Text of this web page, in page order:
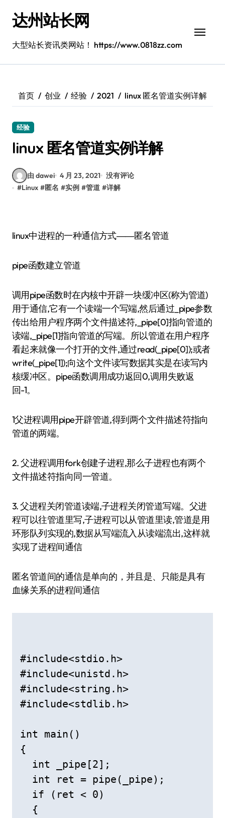
达州站长网
大型站长资讯类网站！ https://www.0818zz.com
首页 创业 经验 2021 linux 匿名管道实例详解
经验
linux 匿名管道实例详解
由 dawei 4 月 23, 2021 没有评论
#Linux #匿名 #实例 #管道 #详解
linux中进程的一种通信方式――匿名管道
pipe函数建立管道
调用pipe函数时在内核中开辟一块缓冲区(称为管道)
用于通信,它有一个读端一个写端,然后通过_pipe参数
传出给用户程序两个文件描述符,_pipe[0]指向管道的
读端,_pipe[1]指向管道的写端。所以管道在用户程序
看起来就像一个打开的文件,通过read(_pipe[0]);或者
write(_pipe[1]);向这个文件读写数据其实是在读写内
核缓冲区。pipe函数调用成功返回0,调用失败返
回-1。
1父进程调用pipe开辟管道,得到两个文件描述符指向
管道的两端。
2. 父进程调用fork创建⼦进程,那么子进程也有两个
文件描述符指向同一管道。
3. 父进程关闭管道读端,子进程关闭管道写端。父进
程可以往管道里写,子进程可以从管道⾥读,管道是用
环形队列实现的,数据从写端流入从读端流出,这样就
实现了进程间通信
匿名管道间的通信是单向的，并且是、只能是具有
血缘关系的进程间通信
#include<stdio.h>
#include<unistd.h>
#include<string.h>
#include<stdlib.h>
int main()
{
  int _pipe[2];
  int ret = pipe(_pipe);
  if (ret < 0)
  {